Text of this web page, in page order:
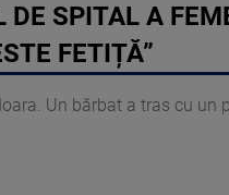
DE SPITAL A
FETIȚĂ”
Un bărbat a tras cu